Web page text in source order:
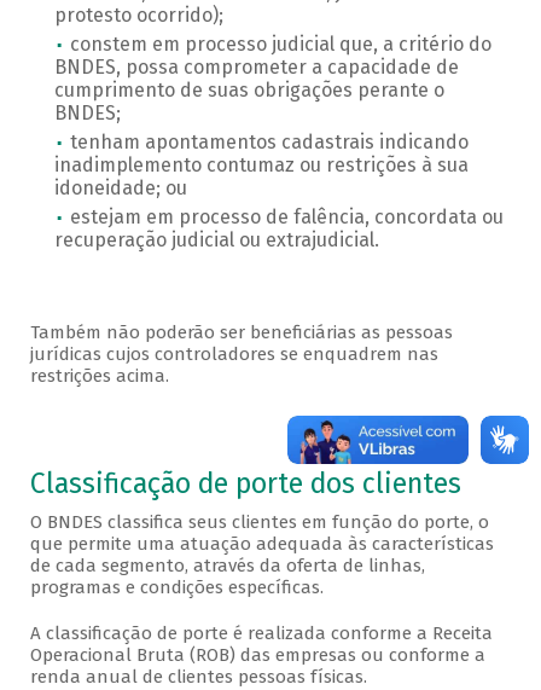
protesto ocorrido);
constem em processo judicial que, a critério do
BNDES, possa comprometer a capacidade de
cumprimento de suas obrigações perante o
BNDES;
tenham apontamentos cadastrais indicando
inadimplemento contumaz ou restrições à sua
idoneidade; ou
estejam em processo de falência, concordata ou
recuperação judicial ou extrajudicial.
Também não poderão ser beneficiárias as pessoas
jurídicas cujos controladores se enquadrem nas
restrições acima.
Classificação de porte dos clientes
O BNDES classifica seus clientes em função do porte, o
que permite uma atuação adequada às características
de cada segmento, através da oferta de linhas,
programas e condições específicas.
A classificação de porte é realizada conforme a Receita
Operacional Bruta (ROB) das empresas ou conforme a
renda anual de clientes pessoas físicas.